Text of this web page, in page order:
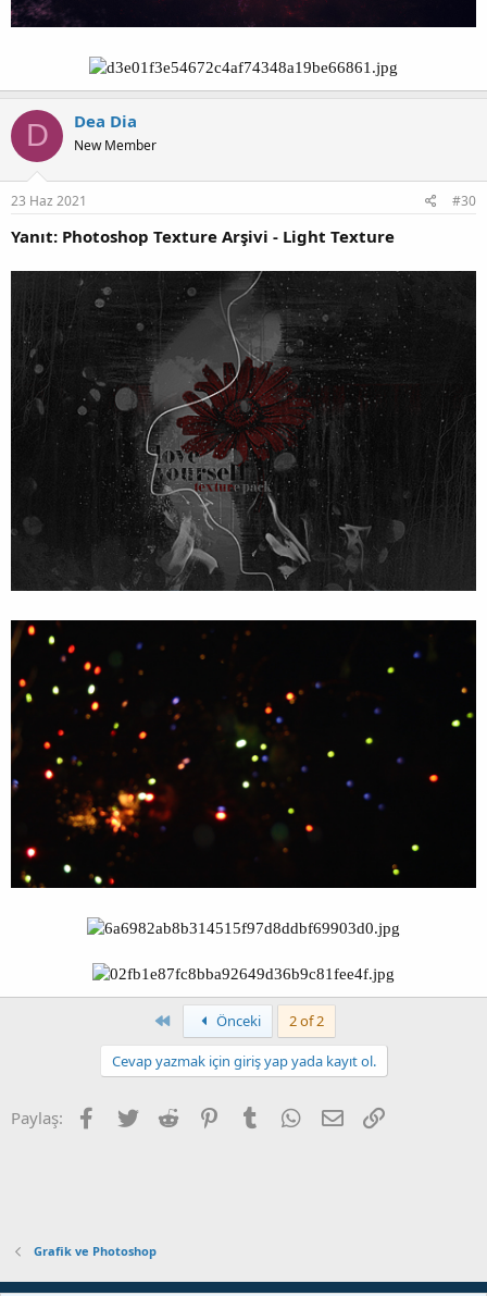
D Dea Dia
New Member
23 Haz 2021 #30
Yanıt: Photoshop Texture Arşivi - Light Texture
Birinci Önceki 2 of 2
Cevap yazmak için giriş yap yada kayıt ol.
Paylaş: Facebook
Twitter Reddit PinterestTumblr WhatsApp
E-posta
Grafik ve Photoshop